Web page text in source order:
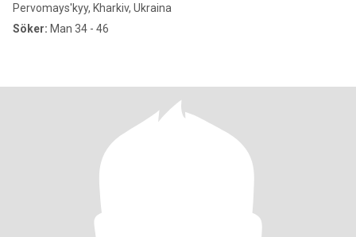
Pervomays'kyy, Kharkiv, Ukraina
Söker: Man 34 - 46